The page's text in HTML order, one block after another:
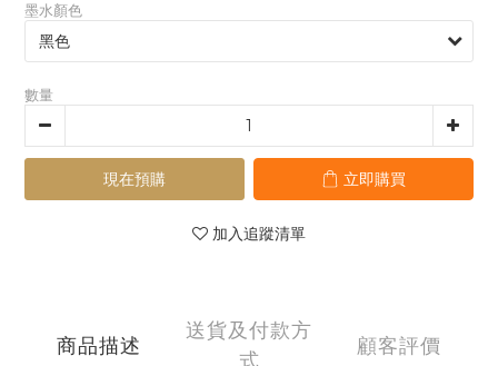
墨水顏色
數量
現在預購 立即購買
加入追蹤清單
商品描述
送貨及付款方
式
顧客評價